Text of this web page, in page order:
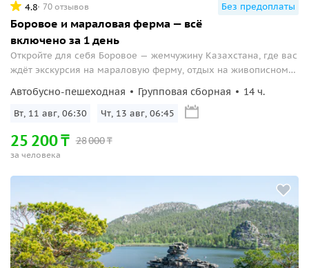
4.8 70 отзывов Без предоплаты
Боровое и мараловая ферма — всё
включено за 1 день
Откройте для себя Боровое — жемчужину Казахстана, где вас
ждёт экскурсия на мараловую ферму, отдых на живописном
Автобусно-пешеходная Групповая сборная 14 ч.
Вт, 11 авг, 06:30 Чт, 13 авг, 06:45
28000₸
25 200₸
за человека